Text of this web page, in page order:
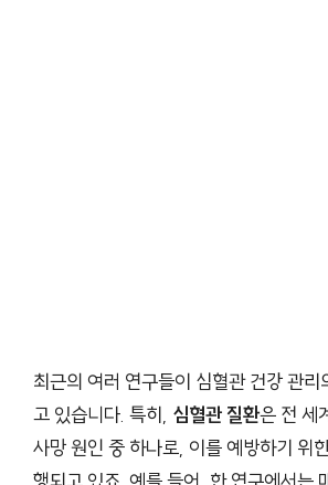
최근의 여러 연구들이 심혈관 건강 관
고 있습니다. 특히, 심혈관 질환은 전 세
사망 원인 중 하나로, 이를 예방하기 위